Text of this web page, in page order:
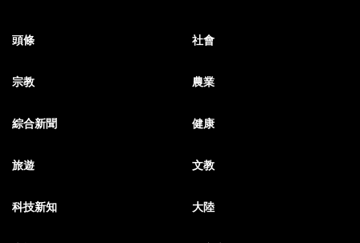
頭條 社會
宗教 農業
綜合新聞 健康
旅遊 文教
科技新知 大陸